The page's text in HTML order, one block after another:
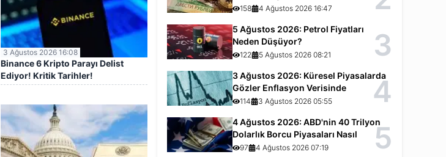
3 Ağustos 2026 16:08
Binance 6 Kripto Parayı Delist
Ediyor! Kritik Tarihler!
158 4 Ağustos 2026 16:47
5 Ağustos 2026: Petrol Fiyatları
Neden Düşüyor?
122 5 Ağustos 2026 08:21 3
3 Ağustos 2026: Küresel Piyasalarda
Gözler Enflasyon Verisinde
114 3 Ağustos 2026 05:55 4
4 Ağustos 2026: ABD'nin 40 Trilyon
Dolarlık Borcu Piyasaları Nasıl
Etkiliyor?
97 4 Ağustos 2026 07:19 5